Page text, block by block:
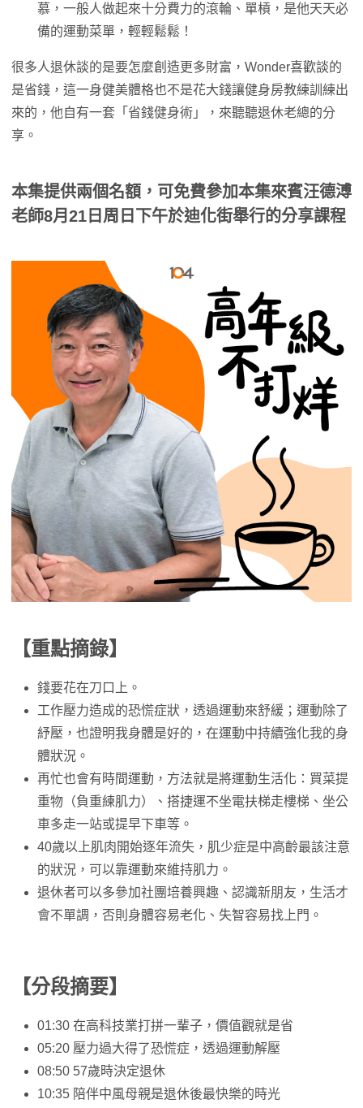
慕，一般人做起來十分費力的滾輪、單槓，是他天天必
備的運動菜單，輕輕鬆鬆！
很多人退休談的是要怎麼創造更多財富，Wonder喜歡談的
是省錢，這一身健美體格也不是花大錢讓健身房教練訓練出
來的，他自有一套「省錢健身術」，來聽聽退休老總的分
享。
本集提供兩個名額，可免費參加本集來賓汪德溥
老師8月21日周日下午於迪化街舉行的分享課程
【重點摘錄】
錢要花在刀口上。
工作壓力造成的恐慌症狀，透過運動來舒緩；運動除了
紓壓，也證明我身體是好的，在運動中持續強化我的身
體狀況。
再忙也會有時間運動，方法就是將運動生活化：買菜提
重物（負重練肌力）、搭捷運不坐電扶梯走樓梯、坐公
車多走一站或提早下車等。
40歲以上肌肉開始逐年流失，肌少症是中高齡最該注意
的狀況，可以靠運動來維持肌力。
退休者可以多參加社團培養興趣、認識新朋友，生活才
會不單調，否則身體容易老化、失智容易找上門。
【分段摘要】
01:30 在高科技業打拼一輩子，價值觀就是省
05:20 壓力過大得了恐慌症，透過運動解壓
08:50 57歲時決定退休
10:35 陪伴中風母親是退休後最快樂的時光